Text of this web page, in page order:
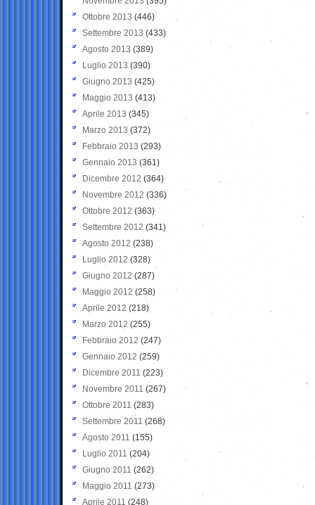
Ottobre 2013 (446)
Settembre 2013 (433)
Agosto 2013 (389)
Luglio 2013 (390)
Giugno 2013 (425)
Maggio 2013 (413)
Aprile 2013 (345)
Marzo 2013 (372)
Febbraio 2013 (293)
Gennaio 2013 (361)
Dicembre 2012 (364)
Novembre 2012 (336)
Ottobre 2012 (363)
Settembre 2012 (341)
Agosto 2012 (238)
Luglio 2012 (328)
Giugno 2012 (287)
Maggio 2012 (258)
Aprile 2012 (218)
Marzo 2012 (255)
Febbraio 2012 (247)
Gennaio 2012 (259)
Dicembre 2011 (223)
Novembre 2011 (267)
Ottobre 2011 (283)
Settembre 2011 (268)
Agosto 2011 (155)
Luglio 2011 (204)
Giugno 2011 (262)
Maggio 2011 (273)
Aprile 2011 (248)